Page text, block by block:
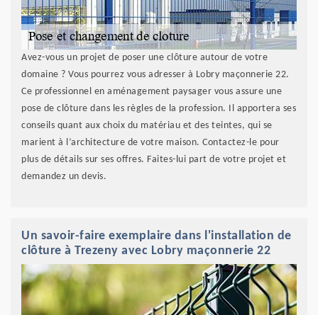
Avez-vous un projet de poser une clôture autour de votre
domaine ? Vous pourrez vous adresser à Lobry maçonnerie 22.
Ce professionnel en aménagement paysager vous assure une
pose de clôture dans les règles de la profession. Il apportera ses
conseils quant aux choix du matériau et des teintes, qui se
marient à l’architecture de votre maison. Contactez-le pour
plus de détails sur ses offres. Faites-lui part de votre projet et
demandez un devis.
Un savoir-faire exemplaire dans l'installation de
clôture à Trezeny avec Lobry maçonnerie 22